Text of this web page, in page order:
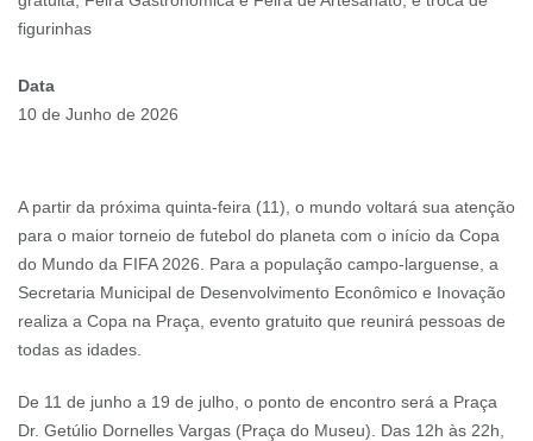
figurinhas
Data
10 de Junho de 2026
A partir da próxima quinta-feira (11), o mundo voltará sua atenção
para o maior torneio de futebol do planeta com o início da Copa
do Mundo da FIFA 2026. Para a população campo-larguense, a
Secretaria Municipal de Desenvolvimento Econômico e Inovação
realiza a Copa na Praça, evento gratuito que reunirá pessoas de
todas as idades.
De 11 de junho a 19 de julho, o ponto de encontro será a Praça
Dr. Getúlio Dornelles Vargas (Praça do Museu). Das 12h às 22h,